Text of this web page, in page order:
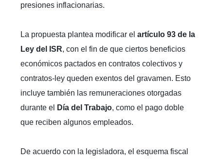
presiones inflacionarias.
La propuesta plantea modificar el artículo 93 de la
Ley del ISR, con el fin de que ciertos beneficios
económicos pactados en contratos colectivos y
contratos-ley queden exentos del gravamen. Esto
incluye también las remuneraciones otorgadas
durante el
Día del Trabajo, como el pago doble
que reciben algunos empleados.
De acuerdo con la legisladora, el esquema fiscal